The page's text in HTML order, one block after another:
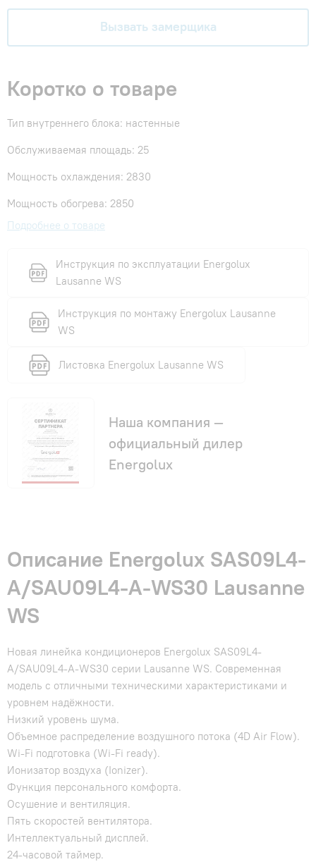
Вызвать замерщика
Коротко о товаре
Тип внутреннего блока: настенные
Обслуживаемая площадь: 25
Мощность охлаждения: 2830
Мощность обогрева: 2850
Подробнее о товаре
Инструкция по эксплуатации Energolux
Lausanne WS
Инструкция по монтажу Energolux Lausanne
WS
Листовка Energolux Lausanne WS
Наша компания —
официальный дилер
Energolux
Описание Energolux SAS09L4-
A/SAU09L4-A-WS30 Lausanne
WS
Новая линейка кондиционеров Energolux SAS09L4-
A/SAU09L4-A-WS30 серии Lausanne WS. Современная
модель с отличными техническими характеристиками и
уровнем надёжности.
Низкий уровень шума.
Объемное распределение воздушного потока (4D Air Flow).
Wi-Fi подготовка (Wi-Fi ready).
Ионизатор воздуха (Ionizer).
Функция персонального комфорта.
Осушение и вентиляция.
Пять скоростей вентилятора.
Интеллектуальный дисплей.
24-часовой таймер.